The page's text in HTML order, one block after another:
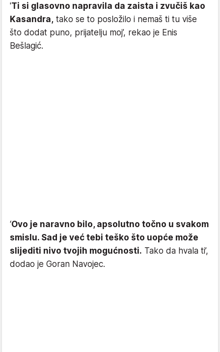
'Ti si glasovno napravila da zaista i zvučiš kao
Kasandra, tako se to posložilo i nemaš ti tu više
što dodat puno, prijatelju moj’, rekao je Enis
Bešlagić.
‘Ovo je naravno bilo, apsolutno točno u svakom
smislu. Sad je već tebi teško što uopće može
slijediti nivo tvojih mogućnosti. Tako da hvala ti’,
dodao je Goran Navojec.